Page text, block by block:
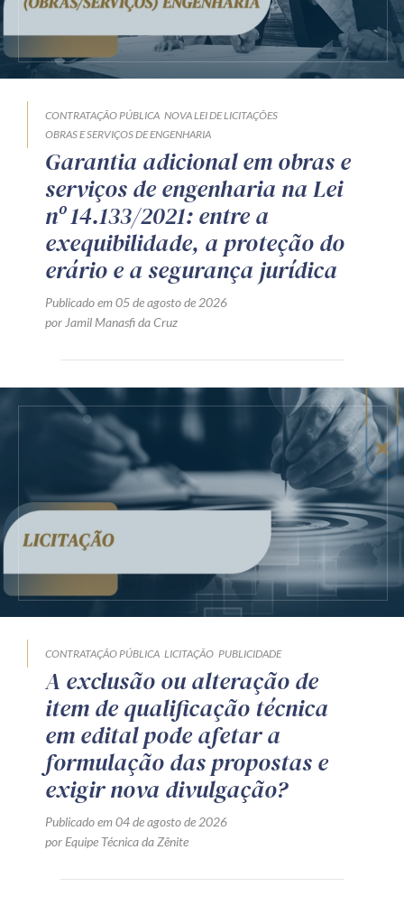
CONTRATAÇÃO PÚBLICA NOVA LEI DE LICITAÇÕES
OBRAS E SERVIÇOS DE ENGENHARIA
Garantia adicional em obras e
serviços de engenharia na Lei
nº 14.133/2021: entre a
exequibilidade, a proteção do
erário e a segurança jurídica
Publicado em 05 de agosto de 2026
por Jamil Manasfi da Cruz
CONTRATAÇÃO PÚBLICA LICITAÇÃO PUBLICIDADE
A exclusão ou alteração de
item de qualificação técnica
em edital pode afetar a
formulação das propostas e
exigir nova divulgação?
Publicado em 04 de agosto de 2026
por Equipe Técnica da Zênite